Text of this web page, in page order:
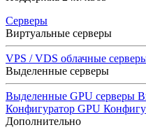
Серверы
Виртуальные серверы
VPS / VDS облачные
Выделенные серверы
Выделенные GPU серверы
Конфигуратор GPU
Дополнительно